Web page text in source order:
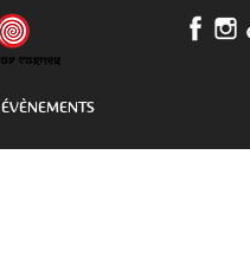
ÉVÈNEMENTS